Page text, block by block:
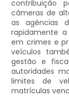
contribuição
câmeras de
as agências
rapidamente
em crimes e
veículos
gestão e
autoridades
limites de
matrículas